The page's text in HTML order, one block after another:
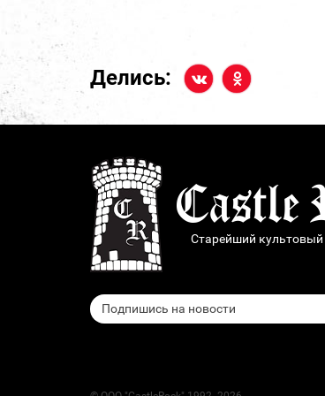
Делись:
Старейший культовый